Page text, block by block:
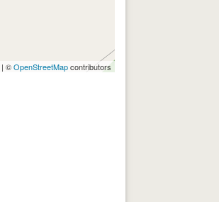
| ©OpenStreetMapcontributors